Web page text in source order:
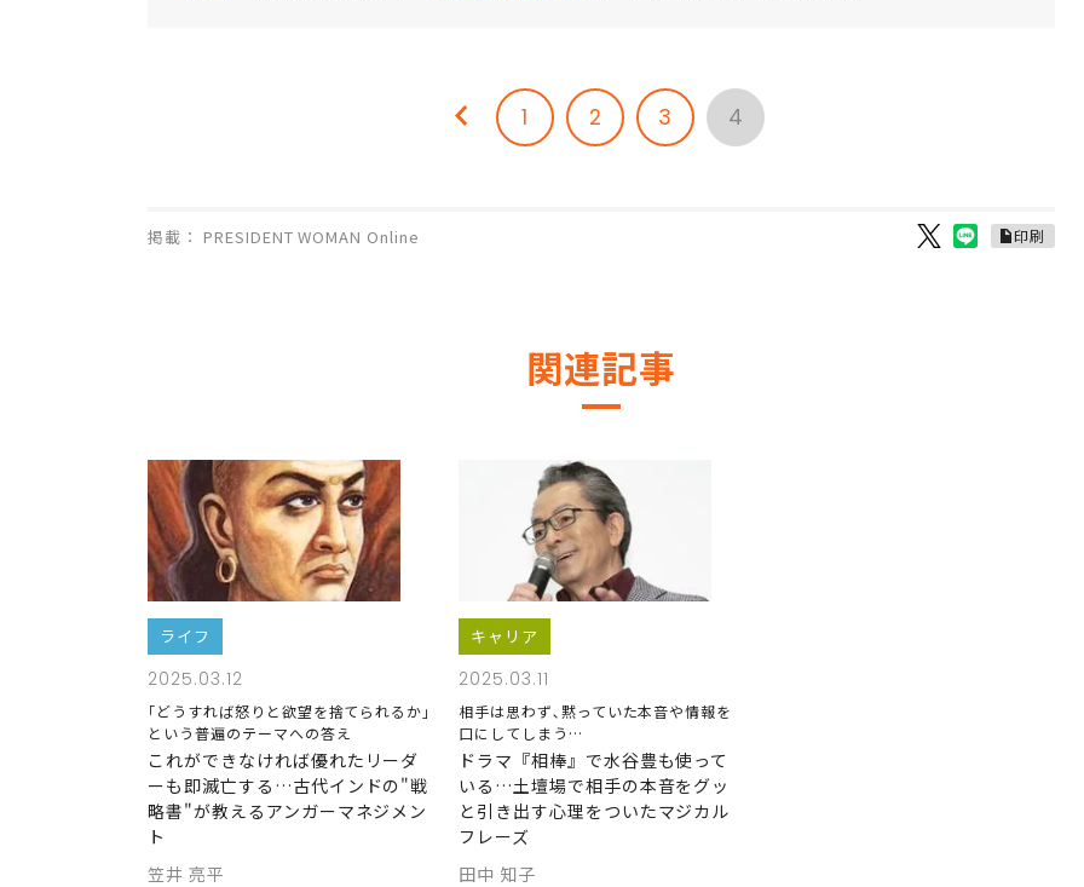
1 2 3 4
掲載： PRESIDENT WOMAN Online 印刷
関連記事
ライフ
2025.03.12
｢どうすれば怒りと欲望を捨てられるか｣
という普遍のテーマへの答え
これができなければ優れたリーダ
ーも即滅亡する…古代インドの"戦
略書"が教えるアンガーマネジメン
ト
笠井 亮平
キャリア
2025.03.11
相手は思わず､黙っていた本音や情報を
口にしてしまう…
ドラマ『相棒』で水谷豊も使って
いる…土壇場で相手の本音をグッ
と引き出す心理をついたマジカル
フレーズ
田中 知子